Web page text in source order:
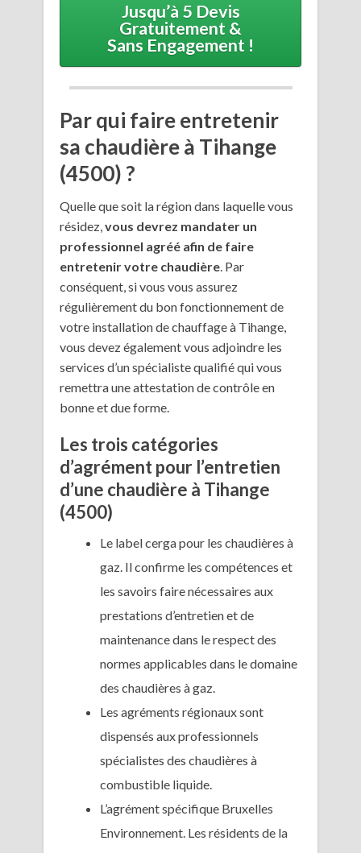
Jusqu’à 5 Devis
Gratuitement &
Sans Engagement !
Par qui faire entretenir
sa chaudière à Tihange
(4500) ?
Quelle que soit la région dans laquelle vous
résidez,vous devrez mandater un
professionnel agréé afin de faire
entretenir votre chaudière. Par
conséquent, si vous vous assurez
régulièrement du bon fonctionnement de
votre installation de chauffage à Tihange,
vous devez également vous adjoindre les
services d’un spécialiste qualifié qui vous
remettra une attestation de contrôle en
bonne et due forme.
Les trois catégories
d’agrément pour l’entretien
d’une chaudière à Tihange
(4500)
Le label cerga pour les chaudières à
gaz. Il confirme les compétences et
les savoirs faire nécessaires aux
prestations d’entretien et de
maintenance dans le respect des
normes applicables dans le domaine
des chaudières à gaz.
Les agréments régionaux sont
dispensés aux professionnels
spécialistes des chaudières à
combustible liquide.
L’agrément spécifique Bruxelles
Environnement. Les résidents de la